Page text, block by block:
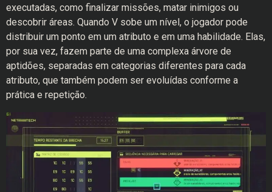
executadas, como finalizar missões, matar inimigos ou
descobrir áreas. Quando V sobe um nível, o jogador pode
distribuir um ponto em um atributo e em uma habilidade. Elas,
por sua vez, fazem parte de uma complexa árvore de
aptidões, separadas em categorias diferentes para cada
atributo, que também podem ser evoluídas conforme a
prática e repetição.